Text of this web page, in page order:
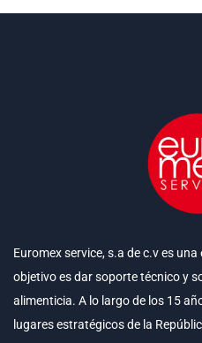
Euromex service, s.a de c.v es
objetivo es dar soporte técnico y
alimenticia. A lo largo de los 15
lugares estratégicos de la